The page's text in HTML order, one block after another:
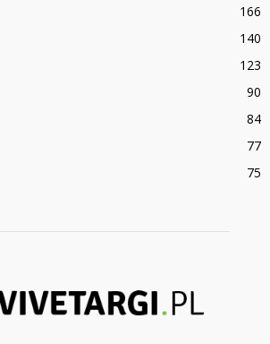
166
140
123
90
84
77
75